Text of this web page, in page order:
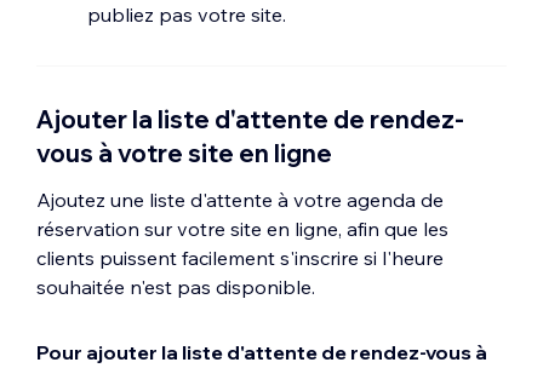
publiez pas votre site.
Ajouter la liste d'attente de rendez-
vous à votre site en ligne
Ajoutez une liste d'attente à votre agenda de
réservation sur votre site en ligne, afin que les
clients puissent facilement s'inscrire si l'heure
souhaitée n'est pas disponible.
Pour ajouter la liste d'attente de rendez-vous à